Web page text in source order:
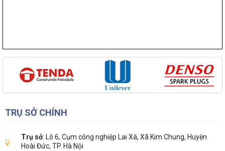
TRỤ SỞ CHÍNH
Trụ sở: Lô 6, Cụm công nghiệp Lai Xá, Xã Kim Chung, Huyện
Hoài Đức, TP. Hà Nội